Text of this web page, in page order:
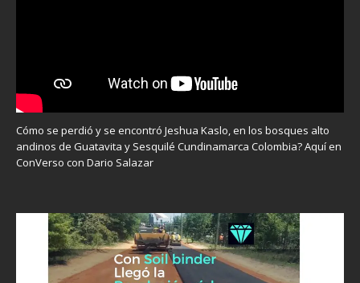
Cómo se perdió y se encontró Jeshua Kaslo, en los bosques alto
andinos de Guatavita y Sesquilé Cundinamarca Colombia? Aquí en
ConVerso con Dario Salazar